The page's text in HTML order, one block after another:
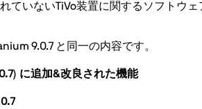
ていないTiVo装置に関するソフトウ
9.0.7 と同一の内容です。
に追加&改良された機能